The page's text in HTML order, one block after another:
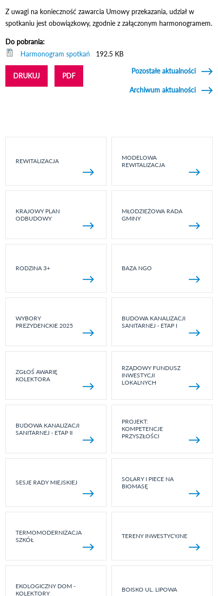
Z uwagi na konieczność zawarcia Umowy przekazania, udział w
spotkaniu jest obowiązkowy, zgodnie z załączonym harmonogramem.
Do pobrania:
Harmonogram spotkań
192.5 KB
DRUKUJ PDF
Pozostałe aktualności
Archiwum aktualności
REWITALIZACJA
MODELOWA
REWITALIZACJA
KRAJOWY PLAN
ODBUDOWY
MŁODZIEŻOWA RADA
GMINY
RODZINA 3+ BAZA NGO
WYBORY
PREZYDENCKIE 2025
BUDOWA KANALIZACJI
SANITARNEJ - ETAP I
ZGŁOŚ AWARIĘ
KOLEKTORA
RZĄDOWY FUNDUSZ
INWESTYCJI
LOKALNYCH
BUDOWA KANALIZACJI
SANITARNEJ - ETAP II
PROJEKT:
KOMPETENCJE
PRZYSZŁOŚCI
SESJE RADY MIEJSKIEJ
SOLARY I PIECE NA
BIOMASĘ
TERMOMODERNIZACJA
SZKÓŁ
TERENY INWESTYCYJNE
EKOLOGICZNY DOM -
KOLEKTORY
BOISKO UL. LIPOWA